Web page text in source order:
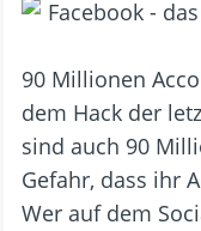
90 Millionen
dem Hack der
sind auch 90
Gefahr, dass ihr
Wer auf dem